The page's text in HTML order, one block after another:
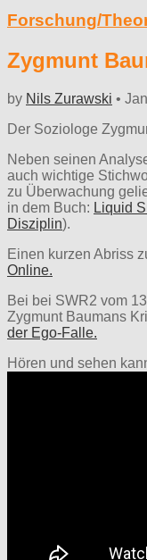
Forschung/
Zygmunt
by Nils Zurawski •
Der Soziologe
Neben seinen
auch wichtige
zu Überwachung
in dem Buch: Liquid
Disziplin).
Einen kurzen Abriss
Online.
Bei bei SWR2 vom
Zygmunt Baumans
der Ego-Falle.
Hören und sehen